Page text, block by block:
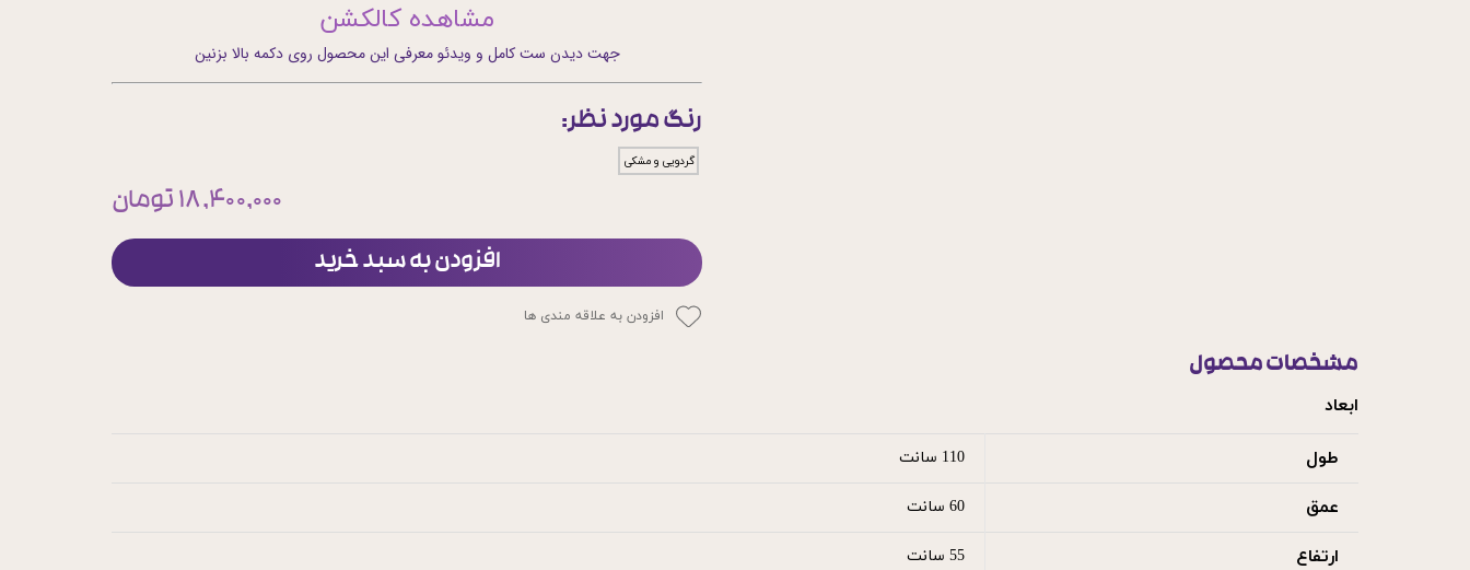
۱۸,۴۰۰,۰۰۰ تومان
مشاهده کالکشن
جهت دیدن ست کامل و ویدئو معرفی این محصول روی دکمه بالا بزنین
رنگ مورد نظر:
گردویی و مشکی
افزودن به سبد خرید
افزودن به علاقه مندی ها
مشخصات محصول
ابعاد
طول 110 سانت
عمق 60 سانت
ارتفاع 55 سانت